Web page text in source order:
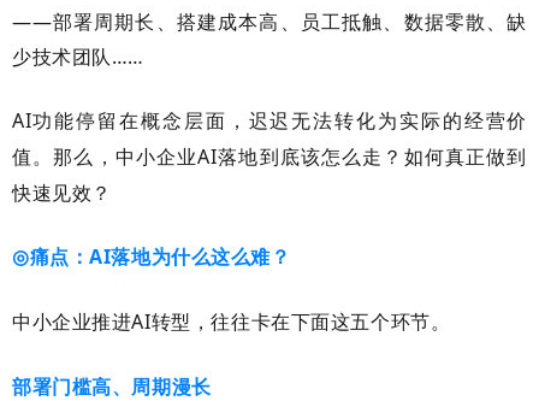
——部署周期长、搭建成本高、员工抵触、数据零散、缺
少技术团队……
AI功能停留在概念层面，迟迟无法转化为实际的经营价
值。那么，中小企业AI落地到底该怎么走？如何真正做到
快速见效？
◎痛点：AI落地为什么这么难？
中小企业推进AI转型，往往卡在下面这五个环节。
部署门槛高、周期漫长